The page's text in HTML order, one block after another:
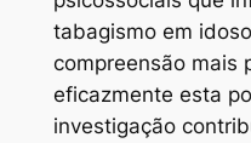
tabagismo em
compreensão mais
eficazmente esta
investigação